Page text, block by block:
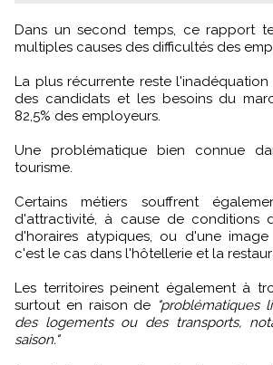
Dans un second temps, ce rapport tente de définir les
multiples causes des difficultés des
La plus récurrente reste
des candidats et les besoins du
82,5% des employeurs.
Une problématique bien connue
tourisme.
Certains métiers souffrent
d'attractivité, à cause de conditions
d'horaires atypiques, ou d'une
c'est le cas dans l'hôtellerie et la
Les territoires peinent également à
surtout en raison de "problématiques
des logements ou des transports,
saison."